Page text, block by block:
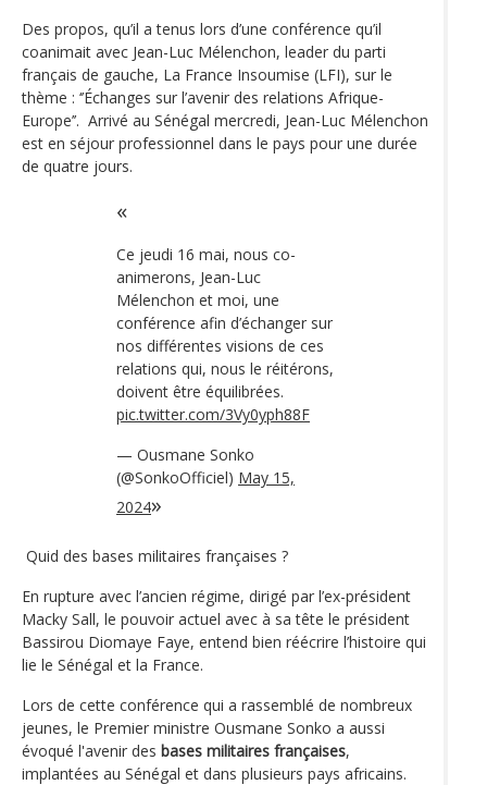
Des propos, qu’il a tenus lors d’une conférence qu’il
coanimait avec Jean-Luc Mélenchon, leader du parti
français de gauche, La France Insoumise (LFI), sur le
thème : ‘’Échanges sur l’avenir des relations Afrique-
Europe’’. Arrivé au Sénégal mercredi, Jean-Luc Mélenchon
est en séjour professionnel dans le pays pour une durée
de quatre jours.
Ce jeudi 16 mai, nous co-
animerons, Jean-Luc
Mélenchon et moi, une
conférence afin d’échanger sur
nos différentes visions de ces
relations qui, nous le réitérons,
doivent être équilibrées.
pic.twitter.com/3Vy0yph88F
— Ousmane Sonko
(@SonkoOfficiel) May 15,
2024
Quid des bases militaires françaises ?
En rupture avec l’ancien régime, dirigé par l’ex-président
Macky Sall, le pouvoir actuel avec à sa tête le président
Bassirou Diomaye Faye, entend bien réécrire l’histoire qui
lie le Sénégal et la France.
Lors de cette conférence qui a rassemblé de nombreux
jeunes, le Premier ministre Ousmane Sonko a aussi
évoqué l'avenir des bases militaires françaises,
implantées au Sénégal et dans plusieurs pays africains.